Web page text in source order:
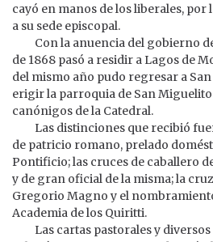
cayó en manos de los liberales,
a su sede episcopal.
Con la anuencia del gobierno
de 1868 pasó a residir a Lagos de
del mismo año pudo regresar a
erigir la parroquia de San
canónigos de la Catedral.
Las distinciones que recibió
de patricio romano, prelado
Pontificio; las cruces de caballero
y de gran oficial de la misma; la
Gregorio Magno y el
Academia de los Quiritti.
Las cartas pastorales y